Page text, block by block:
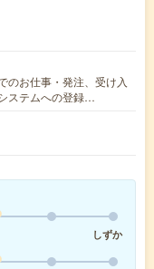
のお仕事・発注、受け入
ステムへの登録…
しずか